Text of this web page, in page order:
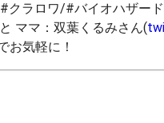
クラロワ/#バイオハザー
ママ：双葉くるみさん(
お気軽に！